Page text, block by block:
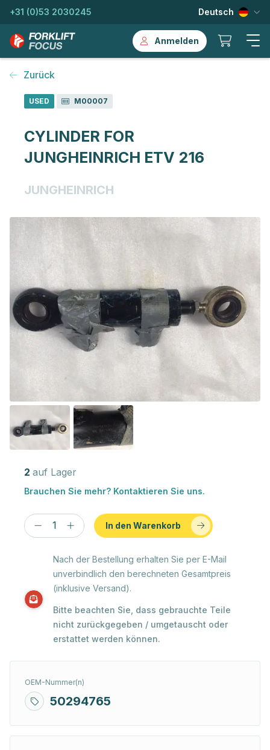
+31 (0)53 2030245 Deutsch
Anmelden
Zurück
USED M00007
CYLINDER FOR
JUNGHEINRICH ETV 216
JUNGHEINRICH
2 auf Lager
Brauchen Sie mehr? Kontaktieren Sie uns.
In den Warenkorb
Nach der Bestellung erhalten Sie per E-Mail
unverbindlich den berechneten Gesamtpreis
(inklusive Versand).
Bitte beachten Sie, dass gebrauchte Teile
nicht zurückgegeben / umgetauscht oder
erstattet werden können.
OEM-Nummer(n)
50294765